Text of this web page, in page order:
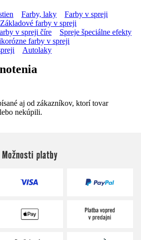
Farby, laky
Farby v spreji
Základové farby v spreji
v spreji číre
Spreje špeciálne efekty
farby v spreji
Autolaky
aj od zákazníkov, ktorí tovar
nekúpili.
Možnosti platby